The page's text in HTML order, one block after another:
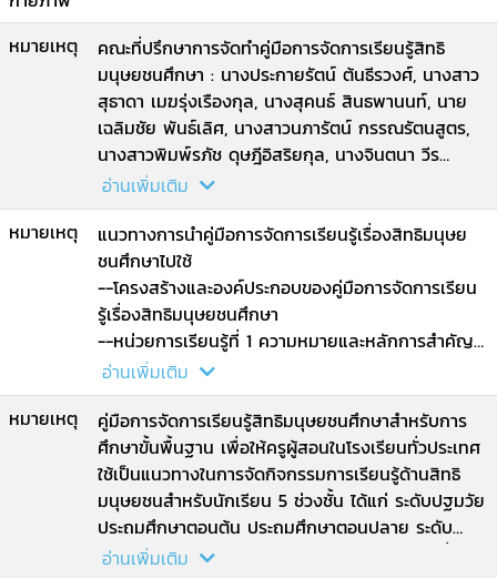
หมายเหตุ
คณะที่ปรึกษาการจัดทำคู่มือการจัดการเรียนรู้สิทธิ
มนุษยชนศึกษา : นางประกายรัตน์ ต้นธีรวงศ์, นางสาว
สุธาดา เมฆรุ่งเรืองกุล, นางสุคนธ์ สินธพานนท์, นาย
เฉลิมชัย พันธ์เลิศ, นางสาวนภารัตน์ กรรณรัตนสูตร,
นางสาวพิมพ์รภัช ดุษฎีอิสริยกุล, นางจินตนา วีร
เกียรติสุนทร, นางวัธนีย์วรรณ อุราสุข, นางสาว
พรสวรรค์ ผลิตาภรณ์.
อ่านเพิ่มเติม
หมายเหตุ
แนวทางการนำคู่มือการจัดการเรียนรู้เรื่องสิทธิมนุษย
ชนศึกษาไปใช้
--โครงสร้างและองค์ประกอบของคู่มือการจัดการเรียน
รู้เรื่องสิทธิมนุษยชนศึกษา
--หน่วยการเรียนรู้ที่ 1 ความหมายและหลักการสำคัญ
ของสิทธิมนุษยชน
--หน่วยการเรียนรู้ที่ 2 สิทธิมนุษยชนที่เกี่ยวข้องกับ
พลเมือง
--หน่วยการเรียนรู้ที่ 3 สิทธิมนุษยชนที่เกี่ยวข้องกับ
การเมืองการปกครอง
--หน่วยการเรียนรู้ที่ 4 สิทธิมนุษยชนที่เกี่ยวข้องกับ
เศรษฐกิจ
--หน่วยการเรียนรู้ที่ 5 สิทธิมนุษยชนที่เกี่ยวข้องกับ
อ่านเพิ่มเติม
หมายเหตุ
คู่มือการจัดการเรียนรู้สิทธิมนุษยชนศึกษาสำหรับการ
ศึกษาขั้นพื้นฐาน เพื่อให้ครูผู้สอนในโรงเรียนทั่วประเทศ
ใช้เป็นแนวทางในการจัดกิจกรรมการเรียนรู้ด้านสิทธิ
มนุษยชนสำหรับนักเรียน 5 ช่วงชั้น ได้แก่ ระดับปฐมวัย
ประถมศึกษาตอนต้น ประถมศึกษาตอนปลาย ระดับ
มัธยมศึกษาตอนต้น และมัธยมศึกษาตอนปลาย เพื่อ
อ่านเพิ่มเติม